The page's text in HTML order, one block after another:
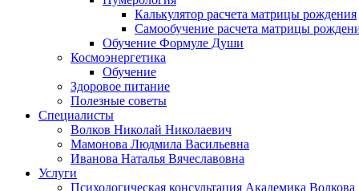
Калькулятор расчета матрицы рождения
Самообучение расчета матрицы
Обучение Формуле Души
Космоэнергетика
Обучение
Здоровое питание
Полезные советы
Специалисты
Волков Николай Николаевич
Мамонова Людмила Васильевна
Иванова Наталья Вячеславовна
Услуги
Психологическая консультация Академика Волкова